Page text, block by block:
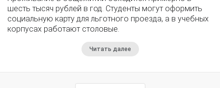
шесть тысяч рублей в год. Студенты могут оформить
социальную карту для льготного проезда, а в учебных
корпусах работают столовые.
Читать далее